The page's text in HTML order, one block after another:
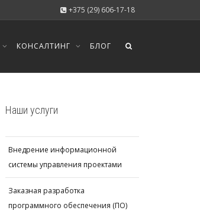
+375 (29) 606-17-18
КОНСАЛТИНГ БЛОГ
Наши услуги
Внедрение информационной
системы управления проектами
Заказная разработка
программного обеспечения (ПО)